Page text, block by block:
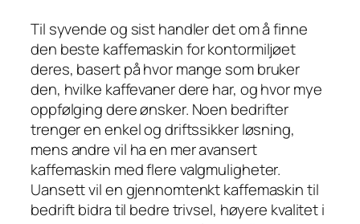
Til syvende og sist handler det om å finne
den beste kaffemaskin for kontormiljøet
deres, basert på hvor mange som bruker
den, hvilke kaffevaner dere har, og hvor mye
oppfølging dere ønsker. Noen bedrifter
trenger en enkel og driftssikker løsning,
mens andre vil ha en mer avansert
kaffemaskin med flere valgmuligheter.
Uansett vil en gjennomtenkt kaffemaskin til
bedrift bidra til bedre trivsel, høyere kvalitet i